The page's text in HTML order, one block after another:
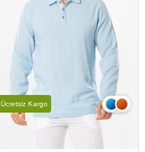
Ücretsiz Kargo